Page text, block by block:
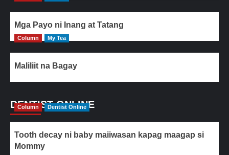
Mga Payo ni Inang at Tatang
Column My Tea
Maliliit na Bagay
DENTIST ONLINE
Column Dentist Online
Tooth decay ni baby maiiwasan kapag maagap si
Mommy